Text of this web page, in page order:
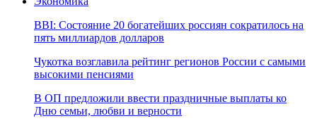
BBI: Состояние 20 богатейших россиян сократилось на
пять миллиардов долларов
Чукотка возглавила рейтинг регионов России с самыми
высокими пенсиями
В ОП предложили ввести праздничные выплаты ко
Дню семьи, любви и верности